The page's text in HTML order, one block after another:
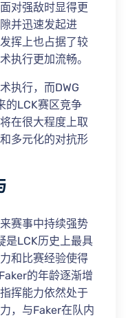
对强敌时显得更
并迅速发起进
挥上也占据了较
执行更加流畅。
执行，而DWG
的LCK赛区竞争
在很大程度上取
多元化的对抗形
赛事中持续强势
是LCK历史上最具
和比赛经验使得
的年龄逐渐增
挥能力依然处于
，与Faker在队内